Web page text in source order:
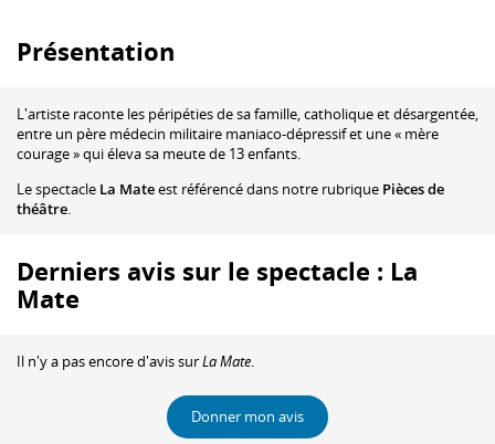
Présentation
L'artiste raconte les péripéties de sa famille, catholique et désargentée,
entre un père médecin militaire maniaco-dépressif et une « mère
courage » qui éleva sa meute de 13 enfants.
Le spectacle La Mateest référencé dans notre rubrique Pièces de
théâtre.
Derniers avis sur le spectacle : La
Mate
Il n'y a pas encore d'avis surLa Mate.
Donner mon avis